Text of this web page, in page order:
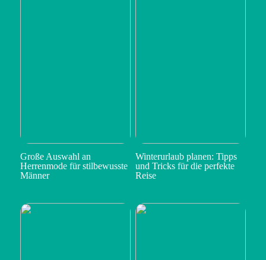
Große Auswahl an
Herrenmode für stilbewusste
Männer
Winterurlaub planen: Tipps
und Tricks für die perfekte
Reise